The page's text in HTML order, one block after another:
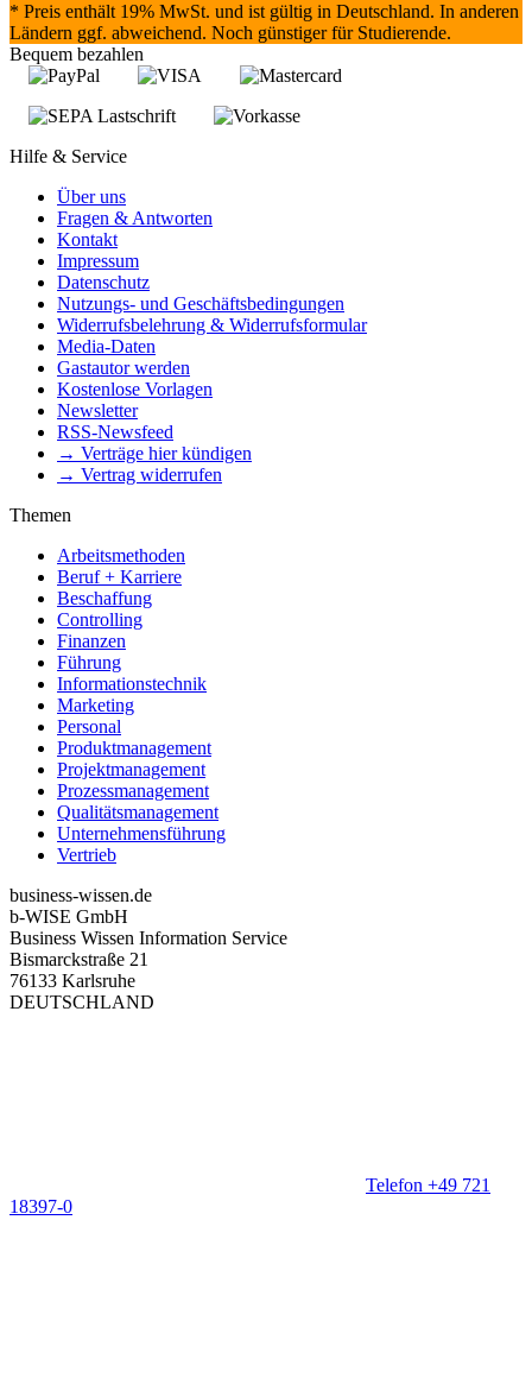
* Preis enthält 19% MwSt. und ist gültig in Deutschland. In anderen
Ländern ggf. abweichend. Noch günstiger für Studierende.
Bequem bezahlen
Hilfe & Service
Über uns
Fragen & Antworten
Kontakt
Impressum
Datenschutz
Nutzungs- und Geschäftsbedingungen
Widerrufsbelehrung & Widerrufsformular
Media-Daten
Gastautor werden
Kostenlose Vorlagen
Newsletter
RSS-Newsfeed
→ Verträge hier kündigen
→ Vertrag widerrufen
Themen
Arbeitsmethoden
Beruf + Karriere
Beschaffung
Controlling
Finanzen
Führung
Informationstechnik
Marketing
Personal
Produktmanagement
Projektmanagement
Prozessmanagement
Qualitätsmanagement
Unternehmensführung
Vertrieb
business-wissen.de
b-WISE GmbH
Business Wissen Information Service
Bismarckstraße 21
76133 Karlsruhe
DEUTSCHLAND
Telefon +49 721
18397-0